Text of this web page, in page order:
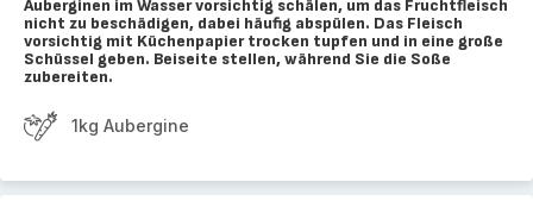
Auberginen im Wasser vorsichtig schälen, um das Fruchtfleisch
nicht zu beschädigen, dabei häufig abspülen. Das Fleisch
vorsichtig mit Küchenpapier trocken tupfen und in eine große
Schüssel geben. Beiseite stellen, während Sie die Soße
zubereiten.
1kg Aubergine